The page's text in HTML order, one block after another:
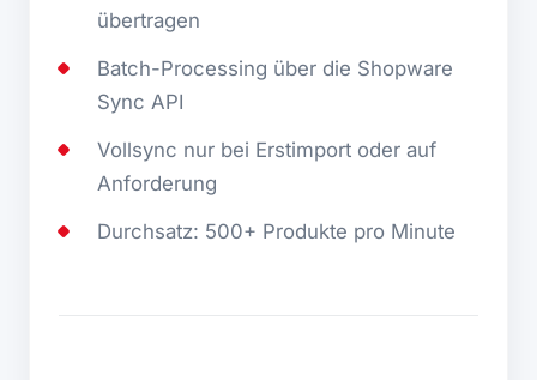
übertragen
Batch-Processing über die Shopware
Sync API
Vollsync nur bei Erstimport oder auf
Anforderung
Durchsatz: 500+ Produkte pro Minute